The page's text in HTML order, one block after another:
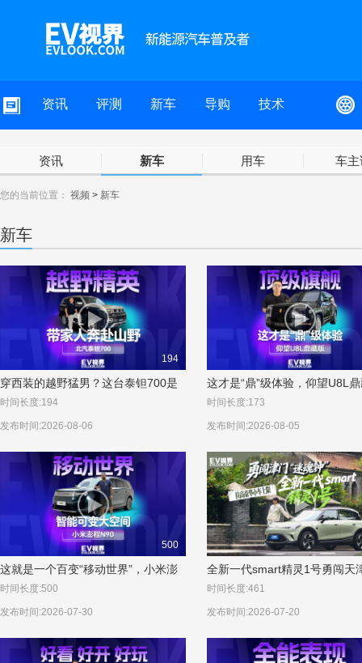
资讯 评测 新车 导购 技术
资讯 新车 用车 车主
您的当前位置： 视频 > 新车
新车
194
穿西装的越野猛男？这台泰钽700是
时间长度:194
发布时间:2026-08-06
这才是“鼎”级体验，仰望U8L
时间长度:173
发布时间:2026-08-05
500
这就是一个百变“移动世界”，小米澎
时间长度:500
发布时间:2026-07-30
全新一代smart精灵1号勇闯天
时间长度:461
发布时间:2026-07-20